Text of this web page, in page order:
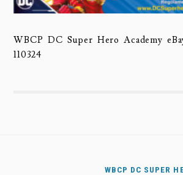
WBCP DC Super Hero Academy
110324
WBCP DC SUPER